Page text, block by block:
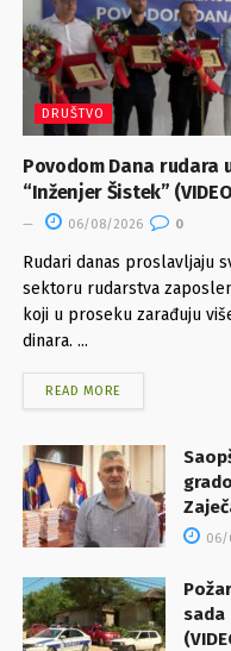
DRUŠTVO
Povodom Dana rudara
“Inženjer Šistek”
06/08/2026 0
Rudari danas proslavljaju
sektoru rudarstva
koji u proseku zarađuju
dinara. ...
READ MORE
06/